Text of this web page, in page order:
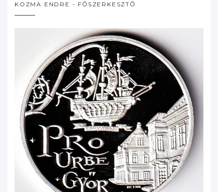
KOZMA ENDRE - FŐSZERKESZTŐ